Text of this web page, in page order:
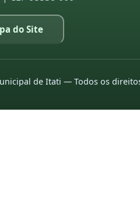
do Site
de Itati — Todos os